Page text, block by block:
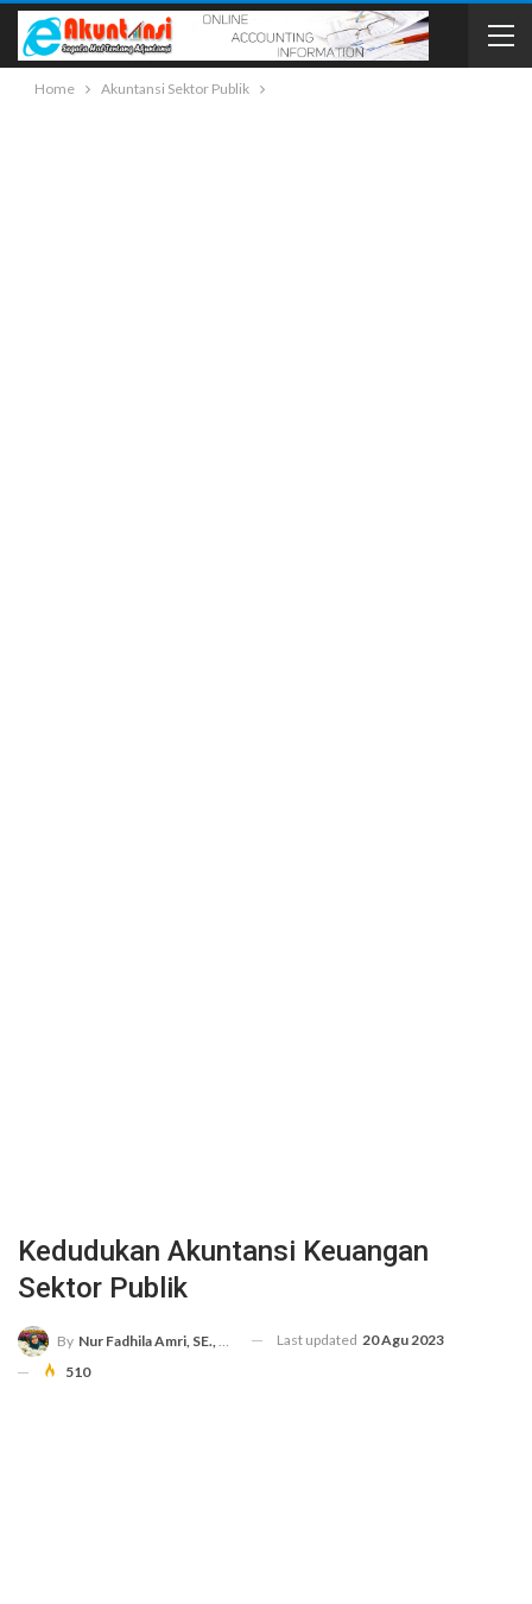
Home Akuntansi Sektor Publik
Kedudukan Akuntansi Keuangan
Sektor Publik
By Nur Fadhila Amri, SE., Ak., M.Si Last updated 20 Agu 2023
510